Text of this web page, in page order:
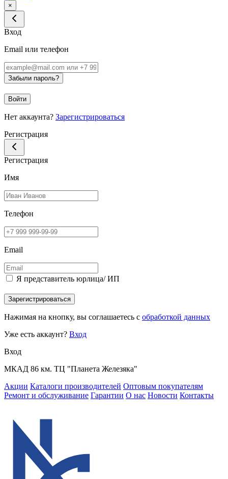
×
Вход
Email или телефон
Забыли пароль?
Войти
Нет аккаунта? Зарегистрироваться
Регистрация
Регистрация
Имя
Телефон
Email
Я представитель юрлица/ ИП
Зарегистрироваться
Нажимая на кнопку, вы соглашаетесь с обработкой данных
Уже есть аккаунт? Вход
Вход
МКАД 86 км. ТЦ "Планета Железяка"
Акции Каталоги производителей Оптовым покупателям
Ремонт и обслуживание Гарантии О нас Новости Контакты